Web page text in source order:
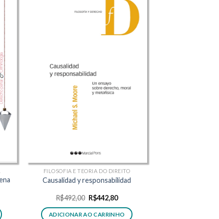
FILOSOFIA E TEORIA DO DIREITO
Causalidad y responsabilidad
R$492,00 O
preço
original
R$442,80O
atual
ADICIONAR AO CARRINHO